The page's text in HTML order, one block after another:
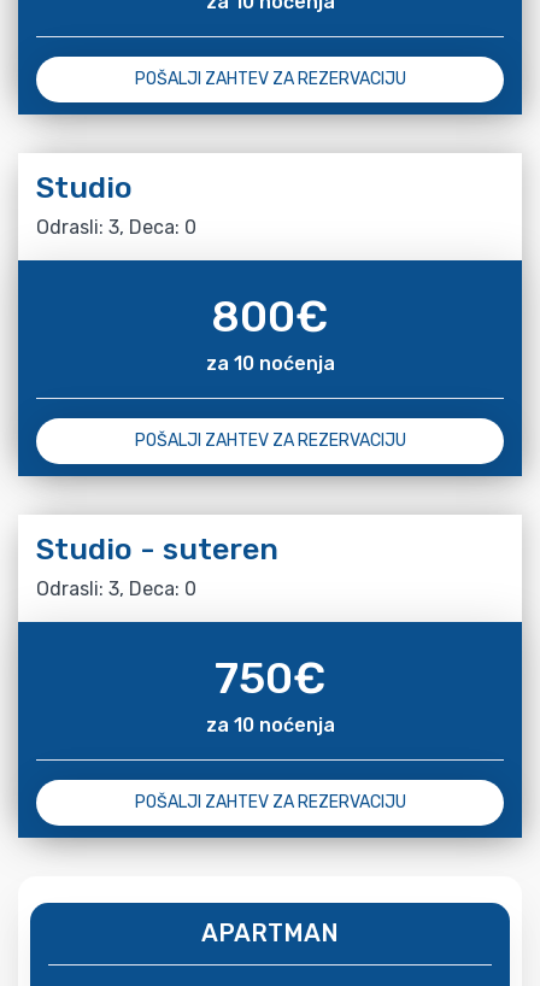
POŠALJI ZAHTEV ZA REZERVACIJU
Studio
Odrasli: 3, Deca: 0
800€
za 10 noćenja
POŠALJI ZAHTEV ZA REZERVACIJU
Studio - suteren
Odrasli: 3, Deca: 0
750€
za 10 noćenja
POŠALJI ZAHTEV ZA REZERVACIJU
APARTMAN